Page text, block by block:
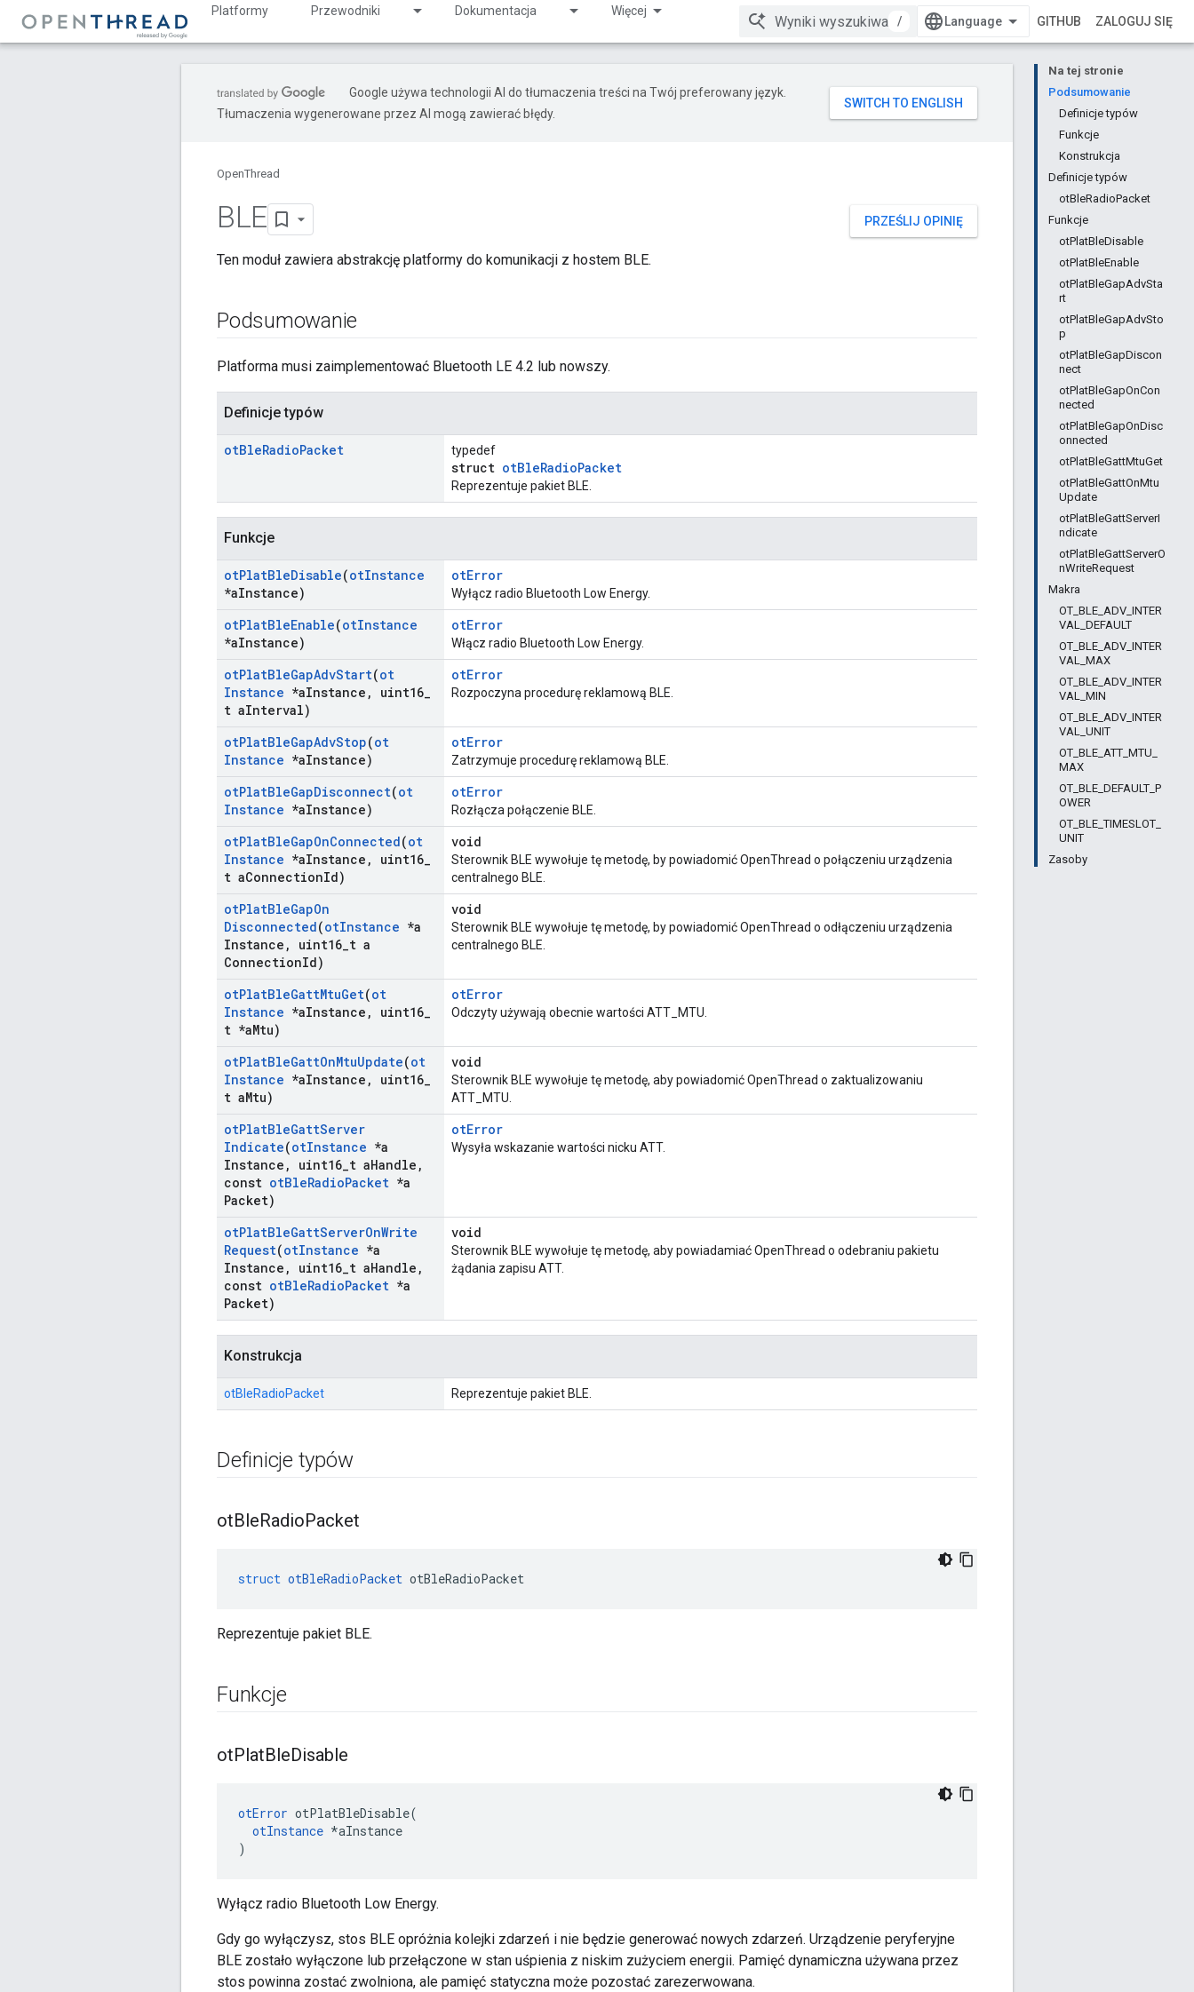
Platformy Przewodniki Dokumentacja Więcej
/ GITHUB ZALOGUJ SIĘ
Na tej stronie
Podsumowanie
Definicje typów
Funkcje
Konstrukcja
Definicje typów
otBleRadioPacket
Funkcje
otPlatBleDisable
otPlatBleEnable
otPlatBleGapAdvSta
rt
otPlatBleGapAdvSto
p
otPlatBleGapDiscon
nect
otPlatBleGapOnCon
nected
otPlatBleGapOnDisc
onnected
otPlatBleGattMtuGet
otPlatBleGattOnMtu
Update
otPlatBleGattServerI
ndicate
otPlatBleGattServerO
nWriteRequest
Makra
OT_BLE_ADV_INTER
VAL_DEFAULT
OT_BLE_ADV_INTER
VAL_MAX
OT_BLE_ADV_INTER
VAL_MIN
OT_BLE_ADV_INTER
VAL_UNIT
OT_BLE_ATT_MTU_
MAX
OT_BLE_DEFAULT_P
OWER
OT_BLE_TIMESLOT_
UNIT
Zasoby
Google używa technologii AI do tłumaczenia treści na Twój preferowany język.
Tłumaczenia wygenerowane przez AI mogą zawierać błędy.
OpenThread
PRZEŚLIJ OPINIĘ
BLE
Ten moduł zawiera abstrakcję platformy do komunikacji z hostem BLE.
Podsumowanie
Platforma musi zaimplementować Bluetooth LE 4.2 lub nowszy.
Definicje typów
otBleRadioPacket typedef
struct otBleRadioPacket
Reprezentuje pakiet BLE.
Funkcje
otPlatBleDisable(otInstance
*aInstance)
otError
Wyłącz radio Bluetooth Low Energy.
otPlatBleEnable(otInstance
*aInstance)
otError
Włącz radio Bluetooth Low Energy.
otPlatBleGapAdvStart(ot
Instance *aInstance , uint16
t aInterval)
otError
Rozpoczyna procedurę reklamową BLE.
otPlatBleGapAdvStop(ot
Instance *aInstance)
otError
Zatrzymuje procedurę reklamową BLE.
otPlatBleGapDisconnect(ot
Instance *aInstance)
otError
Rozłącza połączenie BLE.
otPlatBleGapOnConnected(ot
Instance *aInstance , uint16
t aConnectionId)
void
Sterownik BLE wywołuje tę metodę, by powiadomić OpenThread o połączeniu urządzenia
centralnego BLE.
otPlatBleGapOn
Disconnected(otInstance *a
Instance , uint16 t a
ConnectionId)
void
Sterownik BLE wywołuje tę metodę, by powiadomić OpenThread o odłączeniu urządzenia
centralnego BLE.
otPlatBleGattMtuGet(ot
Instance *aInstance , uint16
t *aMtu)
otError
Odczyty używają obecnie wartości ATT_MTU.
otPlatBleGattOnMtuUpdate(ot
Instance *aInstance , uint16
t aMtu)
void
Sterownik BLE wywołuje tę metodę, aby powiadomić OpenThread o zaktualizowaniu
ATT_MTU.
otPlatBleGattServer
Indicate(otInstance *a
Instance , uint16 t aHandle ,
const otBleRadioPacket *a
Packet)
otError
Wysyła wskazanie wartości nicku ATT.
otPlatBleGattServerOnWrite
Request(otInstance *a
Instance , uint16 t aHandle ,
const otBleRadioPacket *a
Packet)
void
Sterownik BLE wywołuje tę metodę, aby powiadamiać OpenThread o odebraniu pakietu
żądania zapisu ATT.
Konstrukcja
otBleRadioPacket Reprezentuje pakiet BLE.
Definicje typów
otBleRadioPacket
struct otBleRadioPacket otBleRadioPacket
Reprezentuje pakiet BLE.
Funkcje
otPlatBleDisable
otError otPlatBleDisable(
otInstance *aInstance
)
Wyłącz radio Bluetooth Low Energy.
Gdy go wyłączysz, stos BLE opróżnia kolejki zdarzeń i nie będzie generować nowych zdarzeń. Urządzenie peryferyjne
BLE zostało wyłączone lub przełączone w stan uśpienia z niskim zużyciem energii. Pamięć dynamiczna używana przez
stos powinna zostać zwolniona, ale pamięć statyczna może pozostać zarezerwowana.